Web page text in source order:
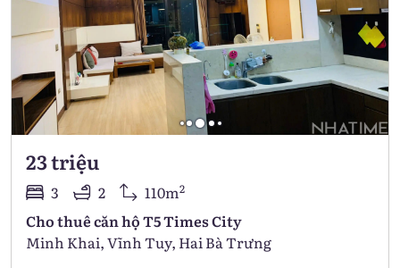
23 triệu
3 2 110m2
Cho thuê căn hộ T5 Times City
Minh Khai, Vĩnh Tuy, Hai Bà Trưng